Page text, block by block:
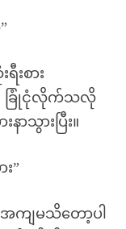
းစား
ခြုံငုံလိုက်သလို
ာသွားပြီး။
”
အကျမသိတော့ပါ